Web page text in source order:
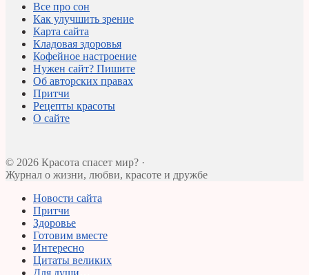
Все про сон
Как улучшить зрение
Карта сайта
Кладовая здоровья
Кофейное настроение
Нужен сайт? Пишите
Об авторских правах
Притчи
Рецепты красоты
О сайте
© 2026 Красота спасет мир? ·
Журнал о жизни, любви, красоте и дружбе
Новости сайта
Притчи
Здоровье
Готовим вместе
Интересно
Цитаты великих